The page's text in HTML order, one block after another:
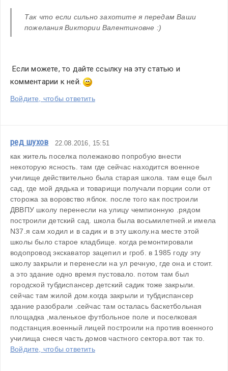
Так что если сильно захотите я передам Ваши
пожелания Виктории Валентиновне :)
Если можете, то дайте ссылку на эту статью и
комментарии к ней.
Войдите, чтобы ответить
ред шухов 22.08.2016, 15:51
как житель поселка полежаково попробую внести
некоторую ясность. там где сейчас находится военное
училище действительно была старая школа. там еще был
сад, где мой дядька и товарищи получали порции соли от
сторожа за воровство яблок. после того как построили
ДВВПУ школу перенесли на улицу чемпионную .рядом
построили детский сад. школа была восьмилетней.и имела
N37.я сам ходил и в садик и в эту школу.на месте этой
школы было старое кладбище. когда ремонтировали
водопровод экскаватор зацепил и гроб. в 1985 году эту
школу закрыли и перенесли на ул речную, где она и стоит.
а это здание одно время пустовало. потом там был
городской тубдиспансер.детский садик тоже закрыли.
сейчас там жилой дом.когда закрыли и тубдиспансер
здание разобрали .сейчас там осталась баскетбольная
площадка ,маленькое футбольное поле и поселковая
подстанция.военный лицей построили на против военного
училища снеся часть домов частного сектора.вот так то.
Войдите, чтобы ответить